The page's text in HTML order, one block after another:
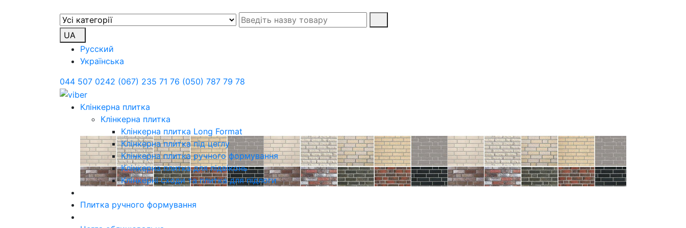
UA
Русский
Українська
044 507 0242 (067) 235 71 76 (050) 787 79 78
Клінкерна плитка
Клінкерна плитка
Клінкерна плитка Long Format
Клінкерна плитка під цеглу
Клінкерна плитка ручного формування
Клінкерна плитка для підвіконь
Клінкерні сходи та плитка для підлоги
Плитка ручного формування